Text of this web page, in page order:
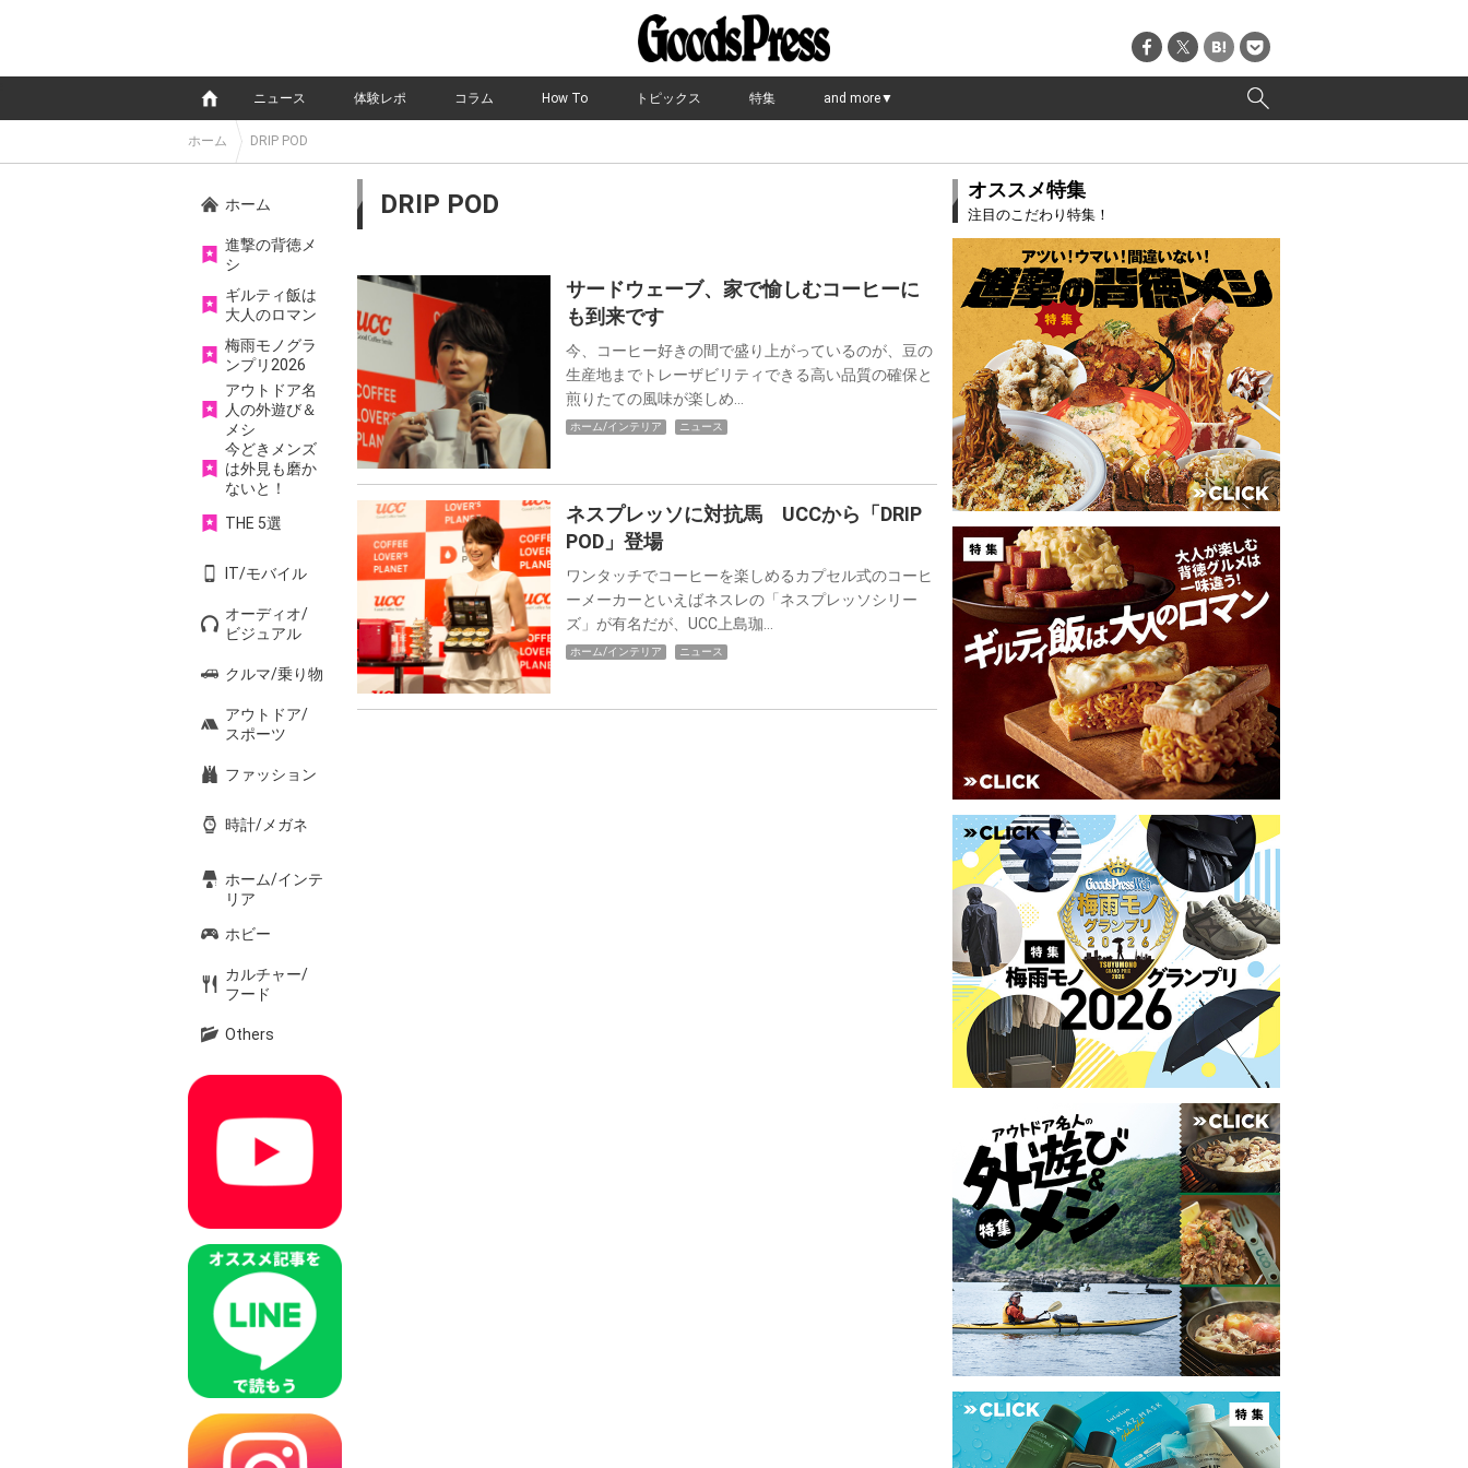
ニュース 体験レポ コラム How To トピックス 特集 and more▼
ホーム DRIP POD
ホーム
進撃の背徳メ
シ
ギルティ飯は
大人のロマン
梅雨モノグラ
ンプリ2026
アウトドア名
人の外遊び＆
メシ
今どきメンズ
は外見も磨か
ないと！
THE 5選
IT/モバイル
オーディオ/
ビジュアル
クルマ/乗り物
アウトドア/
スポーツ
ファッション
時計/メガネ
ホーム/インテ
リア
ホビー
カルチャー/
フード
Others
DRIP POD
サードウェーブ、家で愉しむコーヒーに
も到来です
今、コーヒー好きの間で盛り上がっているのが、豆の
生産地までトレーザビリティできる高い品質の確保と
煎りたての風味が楽しめ…
ホーム/インテリア ニュース
ネスプレッソに対抗馬 UCCから「DRIP
POD」登場
ワンタッチでコーヒーを楽しめるカプセル式のコーヒ
ーメーカーといえばネスレの「ネスプレッソシリー
ズ」が有名だが、UCC上島珈…
ホーム/インテリア ニュース
オススメ特集
注目のこだわり特集！